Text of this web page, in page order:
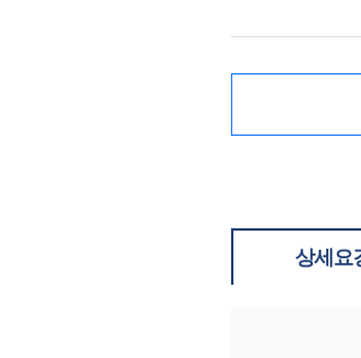
상세요